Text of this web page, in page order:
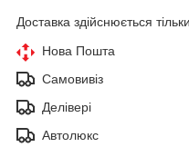
Доставка здійснюється
Нова Пошта
Самовивіз
Делівері
Автолюкс